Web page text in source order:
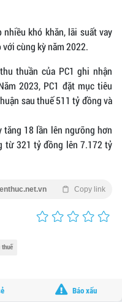
khó khăn, lãi suất vay
cùng kỳ năm 2022.
thuần của PC1 ghi nhận
2023, PC1 đặt mục tiêu
sau thuế 511 tỷ đồng và
tăng 18 lần lên ngưỡng hơn
từ 321 tỷ đồng lên 7.172 tỷ
Copy link
thuế
Báo xấu